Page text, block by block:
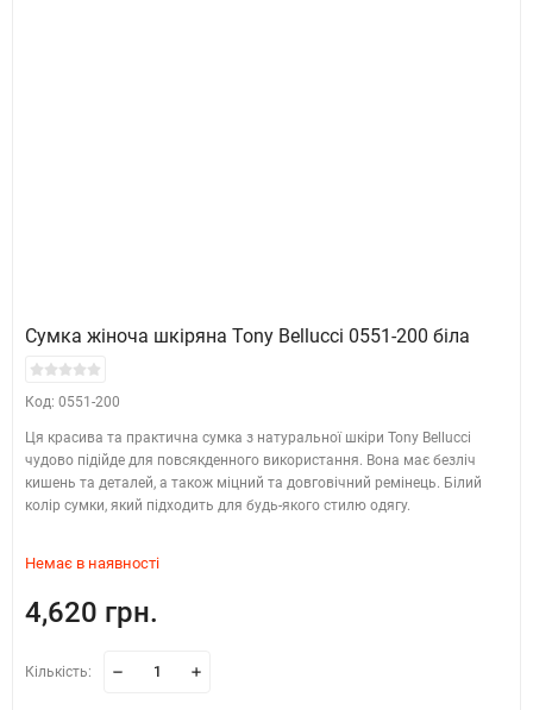
Сумка жіноча шкіряна Tony Bellucci 0551-200 біла
Код: 0551-200
Ця красива та практична сумка з натуральної шкіри Tony Bellucci
чудово підійде для повсякденного використання. Вона має безліч
кишень та деталей, а також міцний та довговічний ремінець. Білий
колір сумки, який підходить для будь-якого стилю одягу.
Немає в наявності
4,620 грн.
Кількість: